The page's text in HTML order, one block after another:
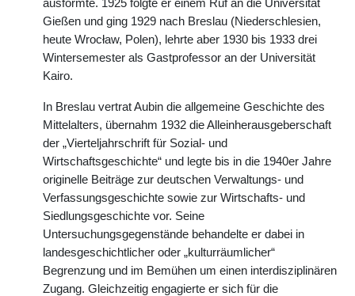
ausformte. 1925 folgte er einem Ruf an die Universität
Gießen und ging 1929 nach Breslau (Niederschlesien,
heute Wrocław, Polen), lehrte aber 1930 bis 1933 drei
Wintersemester als Gastprofessor an der Universität
Kairo.
In Breslau vertrat Aubin die allgemeine Geschichte des
Mittelalters, übernahm 1932 die Alleinherausgeberschaft
der „Vierteljahrschrift für Sozial- und
Wirtschaftsgeschichte“ und legte bis in die 1940er Jahre
originelle Beiträge zur deutschen Verwaltungs- und
Verfassungsgeschichte sowie zur Wirtschafts- und
Siedlungsgeschichte vor. Seine
Untersuchungsgegenstände behandelte er dabei in
landesgeschichtlicher oder „kulturräumlicher“
Begrenzung und im Bemühen um einen interdisziplinären
Zugang. Gleichzeitig engagierte er sich für die